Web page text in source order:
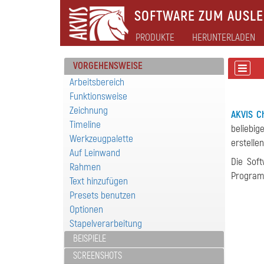
SOFTWARE ZUM
PRODUKTE HERUNTERLADEN
VORGEHENSWEISE
Arbeitsbereich
Funktionsweise
Zeichnung
Timeline
Werkzeugpalette
Auf Leinwand
Rahmen
Text hinzufügen
Presets benutzen
Optionen
Stapelverarbeitung
BEISPIELE
SCREENSHOTS
AKVIS
Die